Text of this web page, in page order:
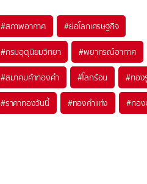
#สภาพอากาศ #ย่อโลกเศรษฐกิจ
#กรมอุตุนิยมวิทยา #พยากรณ์อากาศ
#สมาคมค้าทองคำ #โลกร้อน #ทอ
#ราคาทองวันนี้ #ทองคำแท่ง #ทอง